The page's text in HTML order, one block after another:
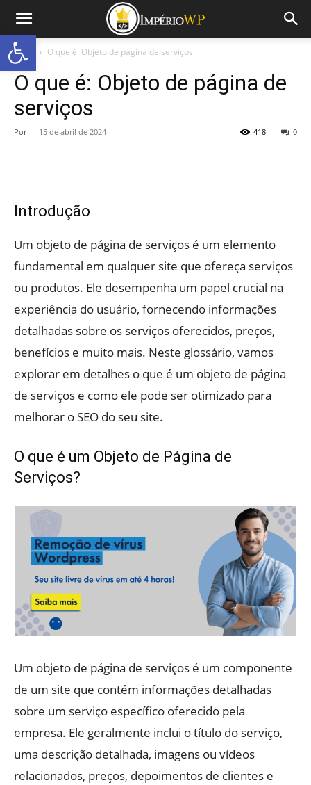
Início O que é: Objeto de página de serviços
O que é: Objeto de página de
serviços
Por - 15 de abril de 2024 0
418
Introdução
Um objeto de página de serviços é um elemento
fundamental em qualquer site que ofereça serviços
ou produtos. Ele desempenha um papel crucial na
experiência do usuário, fornecendo informações
detalhadas sobre os serviços oferecidos, preços,
benefícios e muito mais. Neste glossário, vamos
explorar em detalhes o que é um objeto de página
de serviços e como ele pode ser otimizado para
melhorar o SEO do seu site.
O que é um Objeto de Página de
Serviços?
Um objeto de página de serviços é um componente
de um site que contém informações detalhadas
sobre um serviço específico oferecido pela
empresa. Ele geralmente inclui o título do serviço,
uma descrição detalhada, imagens ou vídeos
relacionados, preços, depoimentos de clientes e
Abrir a barra de ferramentas